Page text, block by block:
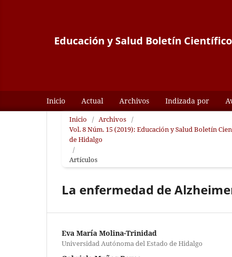
Educación y Salud Boletín
Inicio Actual Archivos Indizada por
Inicio / Archivos /
Vol. 8 Núm. 15 (2019): Educación y Salud Boletín
de Hidalgo
/
Artículos
La enfermedad de
Eva María Molina-Trinidad
Universidad Autónoma del Estado de Hidalgo